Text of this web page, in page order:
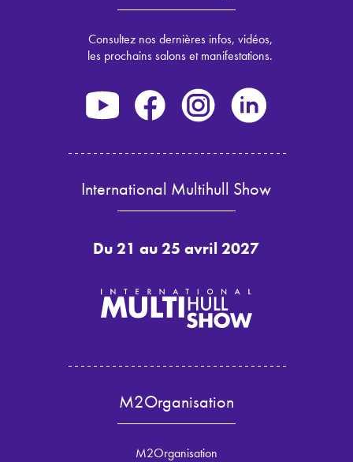
Consultez nos dernières infos, vidéos,
les prochains salons et manifestations.
International Multihull Show
Du 21 au 25 avril 2027
M2Organisation
M2Organisation